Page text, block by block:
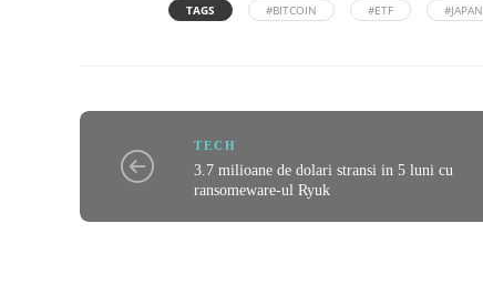
TAGS #BITCOIN #ETF #JAPAN
TECH
3.7 milioane de dolari stransi in 5 luni cu
ransomeware-ul Ryuk